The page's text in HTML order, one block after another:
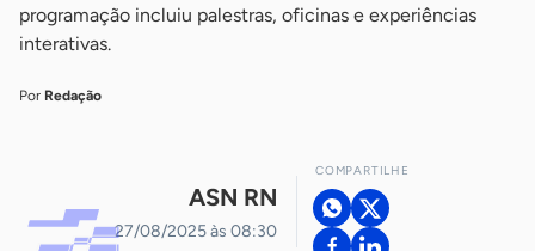
programação incluiu palestras, oficinas e experiências
interativas.
Por Redação
ASN RN
27/08/2025 às 08:30
COMPARTILHE